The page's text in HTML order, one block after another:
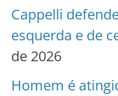
Cappelli
esquerda e de
de 2026
Homem é